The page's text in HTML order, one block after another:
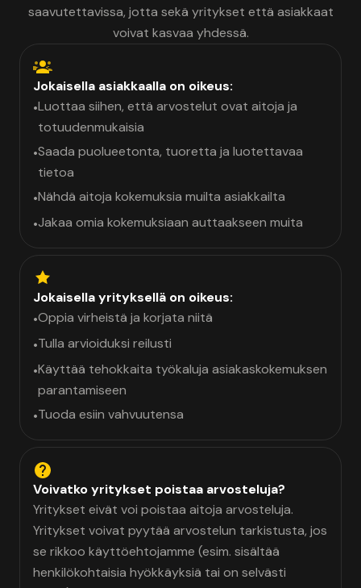
saavutettavissa, jotta sekä yritykset että asiakkaat
voivat kasvaa yhdessä.
Jokaisella asiakkaalla on oikeus:
•Luottaa siihen, että arvostelut ovat aitoja ja
totuudenmukaisia
•Saada puolueetonta, tuoretta ja luotettavaa
tietoa
•Nähdä aitoja kokemuksia muilta asiakkailta
•Jakaa omia kokemuksiaan auttaakseen muita
Jokaisella yrityksellä on oikeus:
•Oppia virheistä ja korjata niitä
•Tulla arvioiduksi reilusti
•Käyttää tehokkaita työkaluja asiakaskokemuksen
parantamiseen
•Tuoda esiin vahvuutensa
Voivatko yritykset poistaa arvosteluja?
Yritykset eivät voi poistaa aitoja arvosteluja.
Yritykset voivat pyytää arvostelun tarkistusta, jos
se rikkoo käyttöehtojamme (esim. sisältää
henkilökohtaisia hyökkäyksiä tai on selvästi